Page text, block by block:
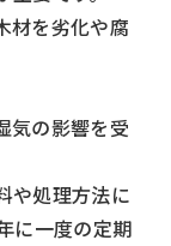
材を劣化や腐
気の影響を受
や処理方法に
に一度の定期